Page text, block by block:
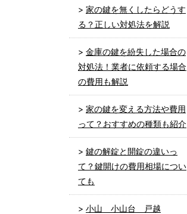
家の鍵を無くしたらどうす
る？正しい対処法を解説
金庫の鍵を紛失した場合の
対処法！業者に依頼する場合
の費用も解説
家の鍵を変える方法や費用
って？おすすめの種類も紹介
鍵の解錠と開錠の違いっ
て？鍵開けの費用相場につい
ても
小山 小山台 戸越